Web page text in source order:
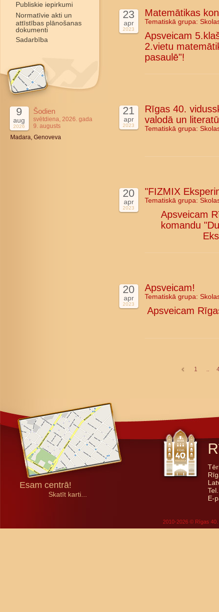
Publiskie iepirkumi
Normatīvie akti un
attīstības plānošanas
dokumenti
Sadarbība
9
aug
2026
Šodien
svētdiena, 2026. gada
9. augusts
Madara, Genoveva
23
apr
2023
Matemātikas
Tematiskā grupa:
Apsveicam
2.vietu
pasaulē"!
21
apr
2023
Rīgas 40.
valodā un
Tematiskā grupa:
20
apr
2023
"FIZMIX
Tematiskā grupa:
Apsveicam
komandu
20
apr
2023
Apsveicam!
Tematiskā grupa:
Apsveicam
1 ..
Esam centrā!
Skatīt karti...
E-
2010-2026 © Rīgas